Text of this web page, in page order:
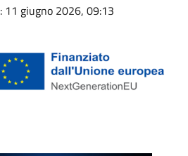
: 11 giugno 2026, 09:13